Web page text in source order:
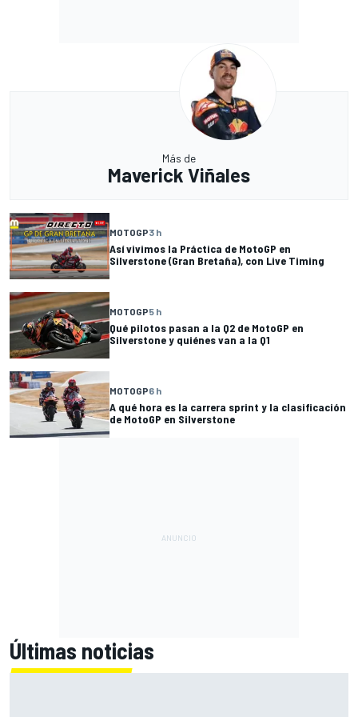
Más de
Maverick Viñales
MOTOGP3 h
Así vivimos la Práctica de MotoGP en
Silverstone (Gran Bretaña), con Live Timing
MOTOGP5 h
Qué pilotos pasan a la Q2 de MotoGP en
Silverstone y quiénes van a la Q1
MOTOGP6 h
A qué hora es la carrera sprint y la clasificación
de MotoGP en Silverstone
Últimas noticias